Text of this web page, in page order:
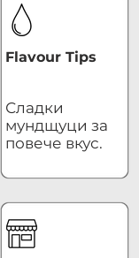
Flavour Tips
Сладки
мундщуци за
повече вкус.